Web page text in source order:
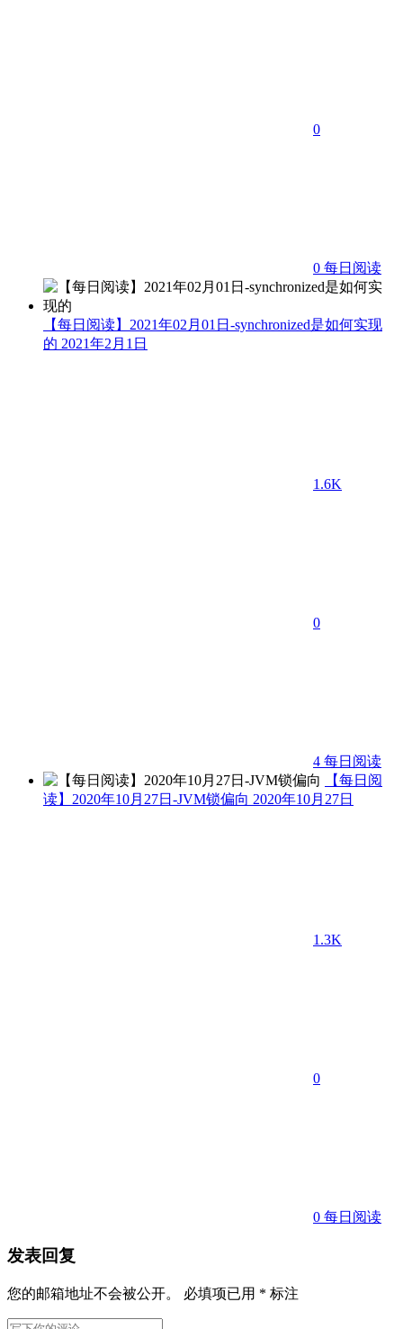
0
0 每日阅读
【每日阅读】2021年02月01日-synchronized是如何实现
的 2021年2月1日
1.6K
0
4 每日阅读
【每日阅
读】2020年10月27日-JVM锁偏向 2020年10月27日
1.3K
0
0 每日阅读
发表回复
您的邮箱地址不会被公开。 必填项已用 * 标注